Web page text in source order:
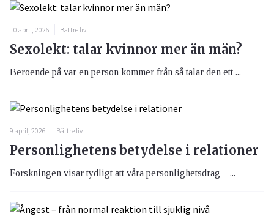
10 april, 2026 Bättre liv
Sexolekt: talar kvinnor mer än män?
Beroende på var en person kommer från så talar den ett ...
9 april, 2026 Bättre liv
Personlighetens betydelse i relationer
Forskningen visar tydligt att våra personlighetsdrag – ...